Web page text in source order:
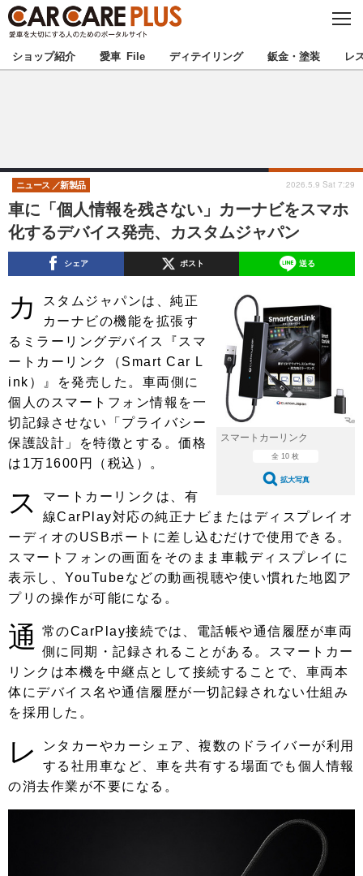
C
S
E
★カーケアプラス認定★ 厳選プロショップを地域から探す
甲信越 北陸
東海 関西
中国 四国
九州 沖縄
注目の記事
ショップレポート 愛車 File
自動車豆知識 ストップ！不具合修理＆粗悪修理
鈑金・塗装
ディテイリング
ディテイリング 洗車
ヘッドライト磨き コーティング
フィルム・ラッピング
鈑金・塗装
小キズ直し 防錆
特集記事
ストップ 不具合修理＆粗悪修理
カーメーカー「旧車」関連プロジェ
クト
コラム
ショップ紹介
ショップレポート
レストア
カーメーカー「旧車」関連プロジ
ェクト
コラム
インタビュー
イベント
イベント告知 イベントレポート
ショップ紹介 愛車 File ディテイリング 鈑金・塗装 レ
車に「個人情報を残さない」カーナビをスマホ
化するデバイス発売、カスタムジャパン
ニュース 新製品 2026.5.9 Sat 7:29
シェア ポスト 送る
スマートカーリンク
全 10 枚
拡大写真
カ
スタムジャパンは、純正
カーナビの機能を拡張す
るミラーリングデバイス『スマ
ートカーリンク（Smart Car L
ink）』を発売した。車両側に
個人のスマートフォン情報を一
切記録させない「プライバシー
保護設計」を特徴とする。価格
は1万1600円（税込）。
ス
マートカーリンクは、有
線CarPlay対応の純正ナビまたはディスプレイオ
ーディオのUSBポートに差し込むだけで使用できる。
スマートフォンの画面をそのまま車載ディスプレイに
表示し、YouTubeなどの動画視聴や使い慣れた地図ア
プリの操作が可能になる。
通
常のCarPlay接続では、電話帳や通信履歴が車両
側に同期・記録されることがある。スマートカー
リンクは本機を中継点として接続することで、車両本
体にデバイス名や通信履歴が一切記録されない仕組み
を採用した。
レ
ンタカーやカーシェア、複数のドライバーが利用
する社用車など、車を共有する場面でも個人情報
の消去作業が不要になる。